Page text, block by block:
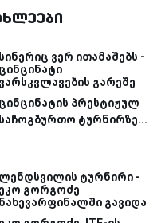
სინერიც ვერ ითამაშებს -
ცინცინატი
ვარსკვლავების გარეშე
ცინცინატის პრესტიჟულ
საჩოგბურთო ტურნირზე...
ლენდსვილის ტურნირი -
ეკო გორგოძე
ნახევარფინალში გავიდა